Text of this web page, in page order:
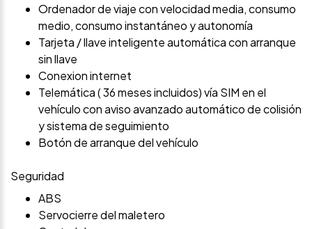
Ordenador de viaje con velocidad media, consumo
medio, consumo instantáneo y autonomía
Tarjeta / llave inteligente automática con arranque
sin llave
Conexion internet
Telemática ( 36 meses incluidos) vía SIM en el
vehículo con aviso avanzado automático de colisión
y sistema de seguimiento
Botón de arranque del vehículo
Seguridad
ABS
Servocierre del maletero